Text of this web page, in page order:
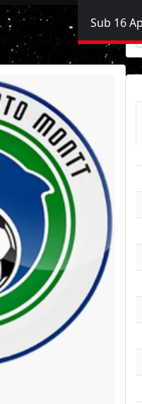
Sub 16